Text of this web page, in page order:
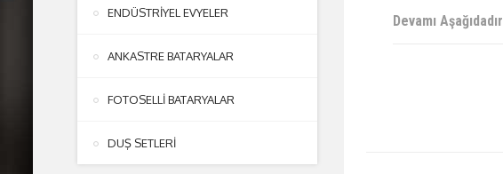
ENDÜSTRİYEL EVYELER
ANKASTRE BATARYALAR
FOTOSELLİ BATARYALAR
DUŞ SETLERİ
Devamı Aşağıdadır